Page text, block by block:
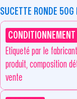
SUCETTE RONDE
Etiqueté par le
produit, composition
vente